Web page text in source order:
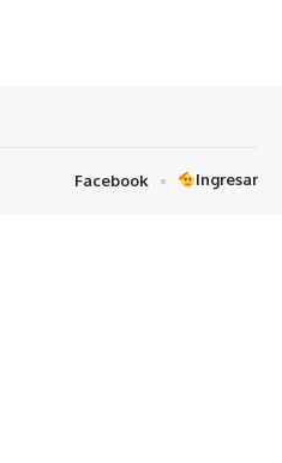
Facebook Ingresar